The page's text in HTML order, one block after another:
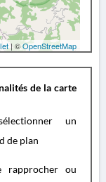
| ©OpenStreetMap
de la carte
un
de plan
rapprocher ou